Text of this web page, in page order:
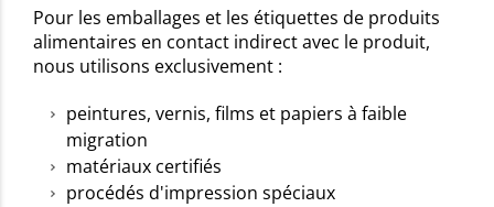
Pour les emballages et les étiquettes de produits
alimentaires en contact indirect avec le produit,
nous utilisons exclusivement :
peintures, vernis, films et papiers à faible
migration
matériaux certifiés
procédés d'impression spéciaux